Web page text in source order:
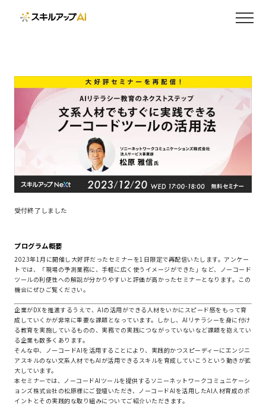
受付終了しました
プログラム概要
2023年1月に開催し大好評だったセミナーを1日限定で再配信いたします。アンケー
トでは、「現場の予測業務に、手軽に広く使うイメージができた」など、ノーコード
ツールの利便性への解説が分かりやすいと評価が高かったセミナーとなります。この
機会にぜひご覧ください。
企業がDXを推進するうえで、AIの活用ができる人材をいかにスピード感をもって育
成していくかが非常に重要な課題となっています。しかし、AIリテラシーを身に付け
る教育を実施しているものの、実務での実践につながっていないなど課題を抱えてい
る企業も数多くあります。
そんな中、ノーコードAIを活用することにより、実践的かつスピーディーにエンジニ
アスキルのない文系人材でもAIが活用できるスキルを育成していこうという動きが拡
大しています。
本セミナーでは、ノーコードAIツールを提供するソニーネットワークコミュニケーシ
ョンズ株式会社の松原様にご登壇いただき、ノーコードAIを活用したAI人材育成のポ
イントとその実践的な取り組みについてご紹介いただきます。